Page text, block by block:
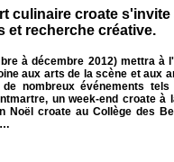
culinaire croate s'invite
et recherche créative.
à décembre 2012) mettra à
aux arts de la scène et aux
nombreux événements
un week-end croate à
Noël croate au Collège des
…